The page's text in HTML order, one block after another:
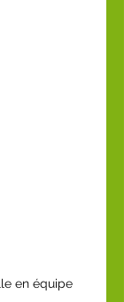
en équipe